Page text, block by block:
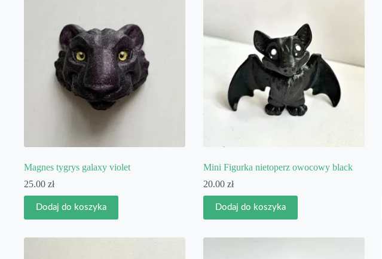
Magnes tygrys galaxy violet
25.00 zł
Dodaj do koszyka
Mini Figurka nietoperz owocowy black
20.00 zł
Dodaj do koszyka